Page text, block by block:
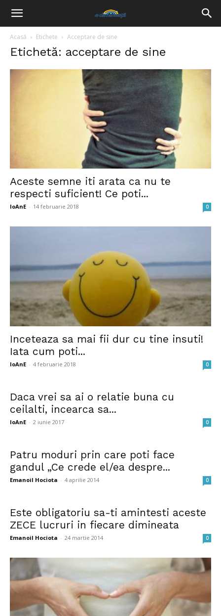
Acasă Etichete Acceptare de sine
Etichetă: acceptare de sine
Aceste semne iti arata ca nu te
respecti suficient! Ce poti...
IoAnE - 14 februarie 2018 0
Inceteaza sa mai fii dur cu tine insuti!
Iata cum poti...
IoAnE - 4 februarie 2018 0
Daca vrei sa ai o relatie buna cu
ceilalti, incearca sa...
IoAnE - 2 iunie 2017 0
Patru moduri prin care poti face
gandul „Ce crede el/ea despre...
Emanoil Hociota - 4 aprilie 2014 0
Este obligatoriu sa-ti amintesti aceste
ZECE lucruri in fiecare dimineata
Emanoil Hociota - 24 martie 2014 0